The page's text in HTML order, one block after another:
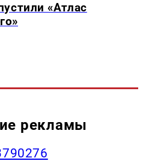
«Атлас
рекламы